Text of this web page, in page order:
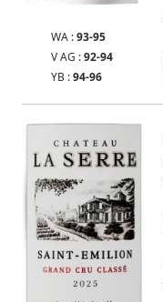
WA :93-95
V AG :92-94
YB :94-96